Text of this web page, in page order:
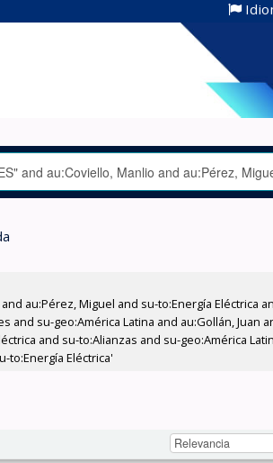
au:Pérez, Miguel and su-to:Energía Eléctrica
su-geo:América Latina and au:Gollán, Juan
and su-to:Alianzas and su-geo:América
to:Energía Eléctrica'